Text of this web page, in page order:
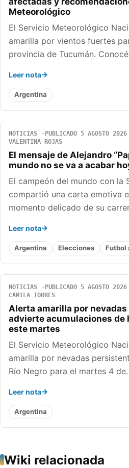
Meteorológico
El Servicio Meteorológico
amarilla por vientos fuertes
provincia de Tucumán.
Leer nota
Argentina
NOTICIAS PUBLICADO 5 AGOSTO 2026
VALENTINA ROJAS
El mensaje de Alejandro
mundo no se va a acabar
El campeón del mundo con la
compartió una carta emotiva
momento delicado de su
Leer nota
Argentina Elecciones Futbol
NOTICIAS PUBLICADO 5 AGOSTO 2026
CAMILA TORRES
Alerta amarilla por nevadas
advierte acumulaciones de
este martes
El Servicio Meteorológico
amarilla por nevadas
Río Negro para el martes 4
Leer nota
Argentina
Wiki relacionada